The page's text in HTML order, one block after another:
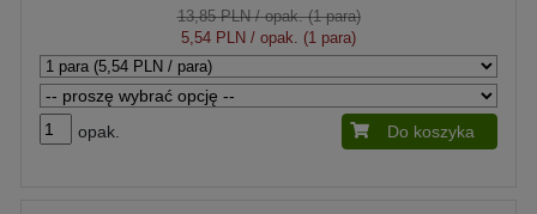
13,85 PLN/ opak. (1 para)
5,54 PLN / opak. (1 para)
opak. Do koszyka